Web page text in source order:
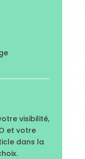
visibilité,
et votre
dans la